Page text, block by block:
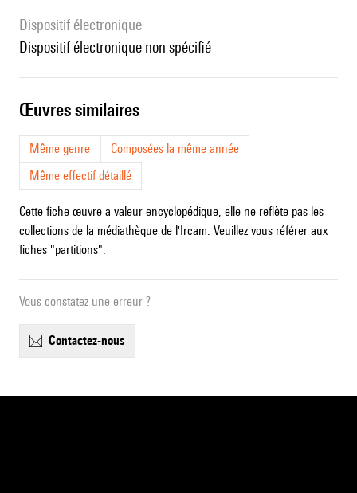
Dispositif électronique
dispositif électronique non spécifié
œuvres similaires
Même genre
Composées la même année
Même effectif détaillé
Cette fiche œuvre a valeur encyclopédique, elle ne reflète pas les
collections de la médiathèque de l'Ircam. Veuillez vous référer aux
fiches "partitions".
Vous constatez une erreur ?
contactez-nous